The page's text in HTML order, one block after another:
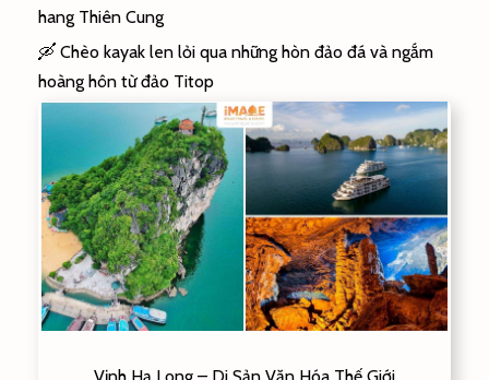
hang Thiên Cung
🛶 Chèo kayak len lỏi qua những hòn đảo đá và ngắm
hoàng hôn từ đảo Titop